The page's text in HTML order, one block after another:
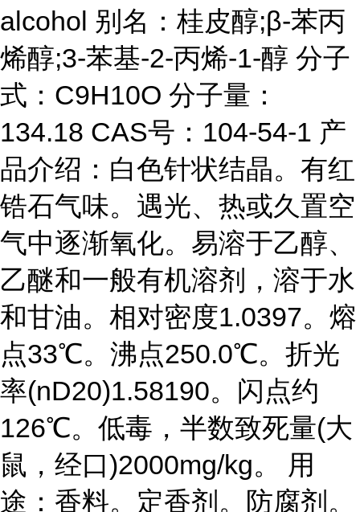
alcohol 别名：桂皮醇;β-苯丙
烯醇;3-苯基-2-丙烯-1-醇 分子
式：C9H10O 分子量：
134.18 CAS号：104-54-1 产
品介绍：白色针状结晶。有红
锆石气味。遇光、热或久置空
气中逐渐氧化。易溶于乙醇、
乙醚和一般有机溶剂，溶于水
和甘油。相对密度1.0397。熔
点33℃。沸点250.0℃。折光
率(nD20)1.58190。闪点约
126℃。低毒，半数致死量(大
鼠，经口)2000mg/kg。 用
途：香料。定香剂。防腐剂。